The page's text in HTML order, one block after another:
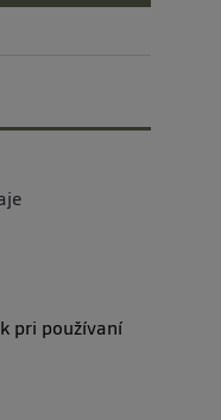
pri používaní